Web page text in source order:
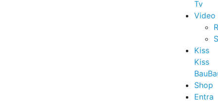
Tv
Video
Kiss
Kiss
Shop
Entra